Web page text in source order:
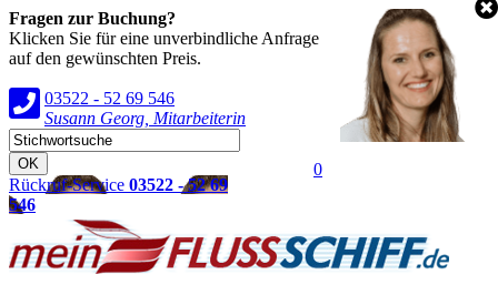
Fragen zur Buchung?
Klicken Sie für eine unverbindliche Anfrage
auf den gewünschten Preis.
03522 - 52 69 546
Susann Georg, Mitarbeiterin
0
Rückruf-Service 03522 - 52 69
546